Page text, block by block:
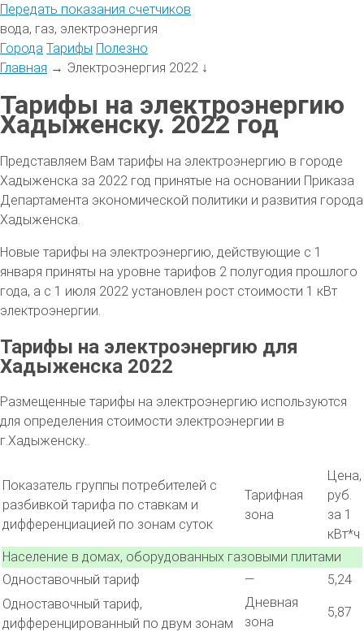
Передать показания счетчиков
вода, газ, электроэнергия
Города Тарифы Полезно
Главная → Электроэнергия 2022 ↓
Тарифы на электроэнергию
Хадыженску. 2022 год
Представляем Вам тарифы на электроэнергию в городе
Хадыженска за 2022 год принятые на основании Приказа
Департамента экономической политики и развития города
Хадыженска.
Новые тарифы на электроэнергию, действующие с 1
января приняты на уровне тарифов 2 полугодия прошлого
года, а с 1 июля 2022 установлен рост стоимости 1 кВт
электроэнергии.
Тарифы на электроэнергию для
Хадыженска 2022
Размещенные тарифы на электроэнергию используются
для определения стоимости электроэнергии в
г.Хадыженску..
Показатель группы потребителей с
разбивкой тарифа по ставкам и
дифференциацией по зонам суток
Тарифная
зона
Цена,
руб.
за 1
кВт*ч
Население в домах, оборудованных газовыми плитами
Одноставочный тариф
—
5,24
Одноставочный тариф,
дифференцированный по двум зонам
Дневная
зона
5,87